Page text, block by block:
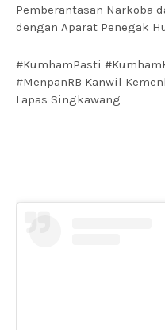
Pemberantasan Narkoba
#KumhamPasti
#MenpanRB Kanwil
Lapas Singkawang